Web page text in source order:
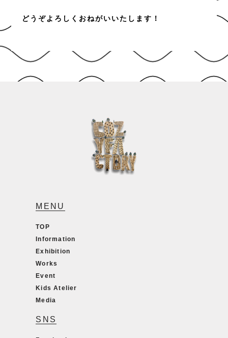
どうぞよろしくおねがいいたします！
MENU
TOP
Information
Exhibition
Works
Event
Kids Atelier
Media
SNS